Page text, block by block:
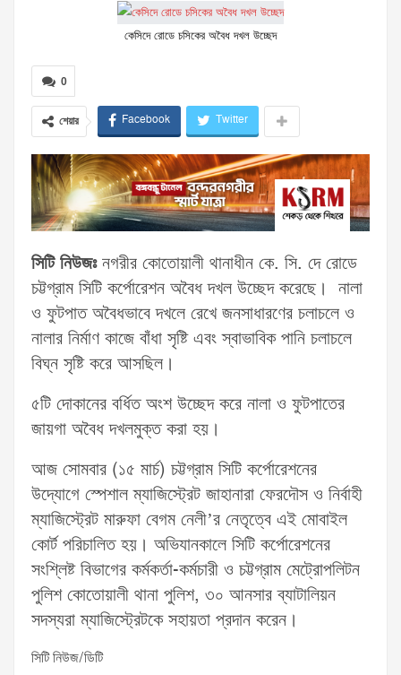
কেসিদে রোডে চসিকের অবৈধ দখল উচ্ছেদ
0
শেয়ার Facebook Twitter
সিটি নিউজঃনগরীর কোতোয়ালী থানাধীন কে. সি. দে রোডে
চট্টগ্রাম সিটি কর্পোরেশন অবৈধ দখল উচ্ছেদ করেছে। নালা
ও ফুটপাত অবৈধভাবে দখলে রেখে জনসাধারণের চলাচলে ও
নালার নির্মাণ কাজে বাঁধা সৃষ্টি এবং স্বাভাবিক পানি চলাচলে
বিঘ্ন সৃষ্টি করে আসছিল।
৫টি দোকানের বর্ধিত অংশ উচ্ছেদ করে নালা ও ফুটপাতের
জায়গা অবৈধ দখলমুক্ত করা হয়।
আজ সোমবার (১৫ মার্চ) চট্টগ্রাম সিটি কর্পোরেশনের
উদ্যোগে স্পেশাল ম্যাজিস্ট্রেট জাহানারা ফেরদৌস ও নির্বাহী
ম্যাজিস্ট্রেট মারুফা বেগম নেলী’র নেতৃত্বে এই মোবাইল
কোর্ট পরিচালিত হয়। অভিযানকালে সিটি কর্পোরেশনের
সংশ্লিষ্ট বিভাগের কর্মকর্তা-কর্মচারী ও চট্টগ্রাম মেট্রোপলিটন
পুলিশ কোতোয়ালী থানা পুলিশ, ৩০ আনসার ব্যাটালিয়ন
সদস্যরা ম্যাজিস্ট্রেটকে সহায়তা প্রদান করেন।
সিটি নিউজ/ডিটি